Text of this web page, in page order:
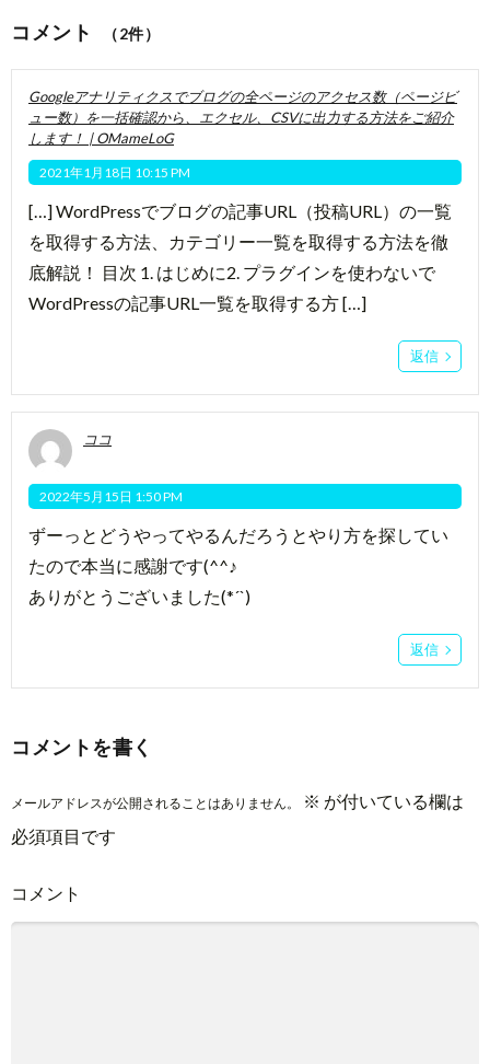
コメント （2件）
Googleアナリティクスでブログの全ページのアクセス数（ページビ
ュー数）を一括確認から、エクセル、CSVに出力する方法をご紹介
します！ | OMameLoG
2021年1月18日 10:15 PM
[…] WordPressでブログの記事URL（投稿URL）の一覧
を取得する方法、カテゴリー一覧を取得する方法を徹
底解説！ 目次 1. はじめに2. プラグインを使わないで
WordPressの記事URL一覧を取得する方 […]
返信
ココ
2022年5月15日 1:50 PM
ずーっとどうやってやるんだろうとやり方を探してい
たので本当に感謝です(^^♪
ありがとうございました(*´`)
返信
コメントを書く
メールアドレスが公開されることはありません。 ※ が付いている欄は
必須項目です
コメント